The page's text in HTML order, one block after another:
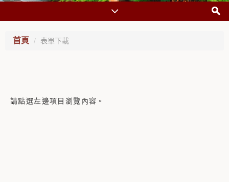
首頁 表單下載
請點選左邊項目瀏覽內容。